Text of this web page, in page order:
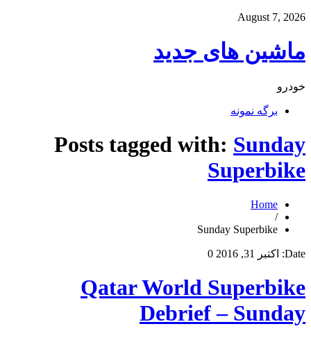
August 7, 2026
ماشین های جدید
خودرو
برگه نمونه
Posts tagged with: Sunday
Superbike
Home
/
Sunday Superbike
Date: اکتبر 31, 2016 0
Qatar World Superbike
Debrief – Sunday